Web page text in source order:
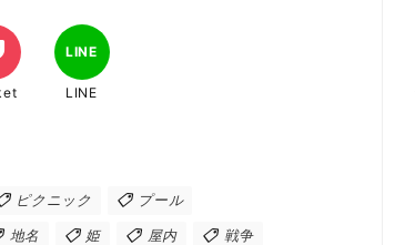
LINE
LINE
ピクニック プール
地名 姫 屋内 戦争